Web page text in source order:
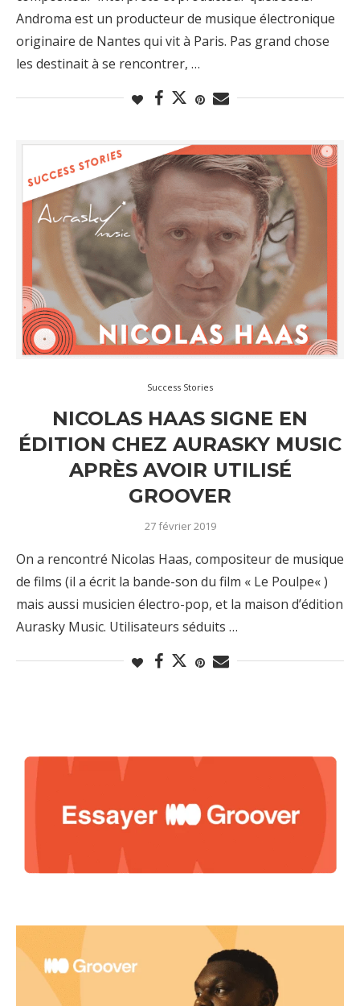
Androma est un producteur de musique électronique
originaire de Nantes qui vit à Paris. Pas grand chose
les destinait à se rencontrer, …
Success Stories
NICOLAS HAAS SIGNE EN
ÉDITION CHEZ AURASKY MUSIC
APRÈS AVOIR UTILISÉ
GROOVER
27 février 2019
On a rencontré Nicolas Haas, compositeur de musique
de films (il a écrit la bande-son du film « Le Poulpe« )
mais aussi musicien électro-pop, et la maison d’édition
Aurasky Music. Utilisateurs séduits …